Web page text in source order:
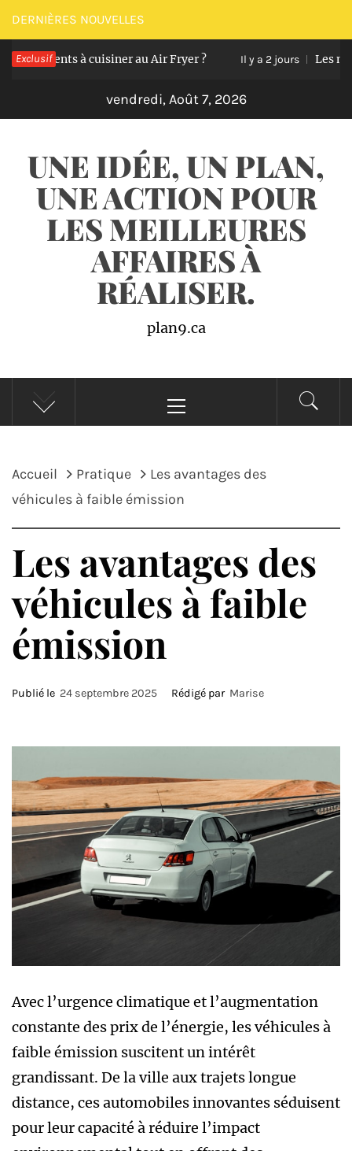
Passer
au
contenu
DERNIÈRES NOUVELLES
Exclusifà cuisiner au Air Fryer ? Il y a 2 jours Les missions
vendredi, Août 7, 2026
UNE IDÉE, UN PLAN,
UNE ACTION POUR
LES MEILLEURES
AFFAIRES À
RÉALISER.
plan9.ca
principal
Accueil Pratique
Les avantages des
véhicules à faible émission
Les avantages des
véhicules à faible
émission
Publié le 24 septembre 2025 Rédigé par Marise
Avec l’urgence climatique et l’augmentation
constante des prix de l’énergie, les véhicules à
faible émission suscitent un intérêt
grandissant. De la ville aux trajets longue
distance, ces automobiles innovantes séduisent
pour leur capacité à réduire l’impact